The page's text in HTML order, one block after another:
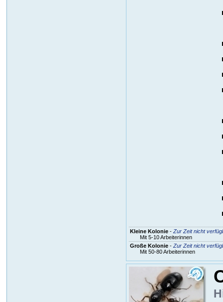
Kleine Kolonie- Zur Zeit nicht
Mit 5-10 Arbeiterinnen
Große Kolonie- Zur Zeit nicht
Mit 50-80 Arbeiterinnen